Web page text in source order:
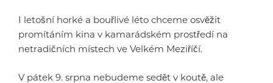
I letošní horké a bouřlivé léto chceme osvěžit
promítáním kina v kamarádském prostředí na
netradičních místech ve Velkém Meziříčí.
V pátek 9. srpna nebudeme sedět v koutě, ale